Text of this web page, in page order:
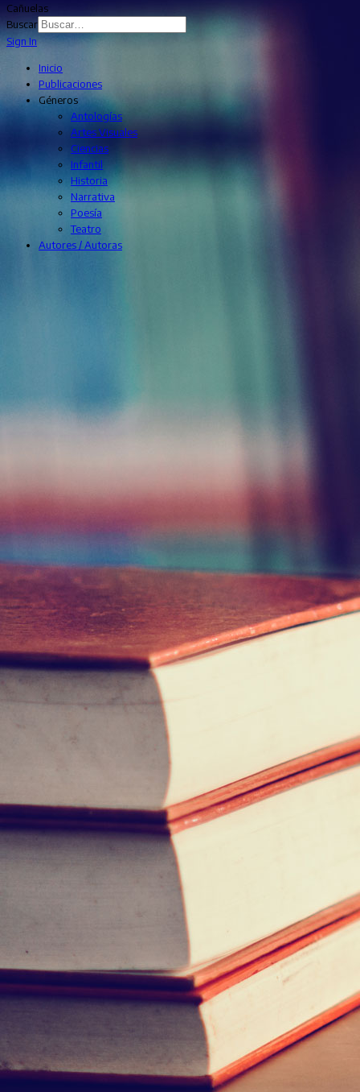
Cañuelas
Buscar
Sign In
Inicio
Publicaciones
Géneros
Antologías
Artes Visuales
Ciencias
Infantil
Historia
Narrativa
Poesía
Teatro
Autores / Autoras